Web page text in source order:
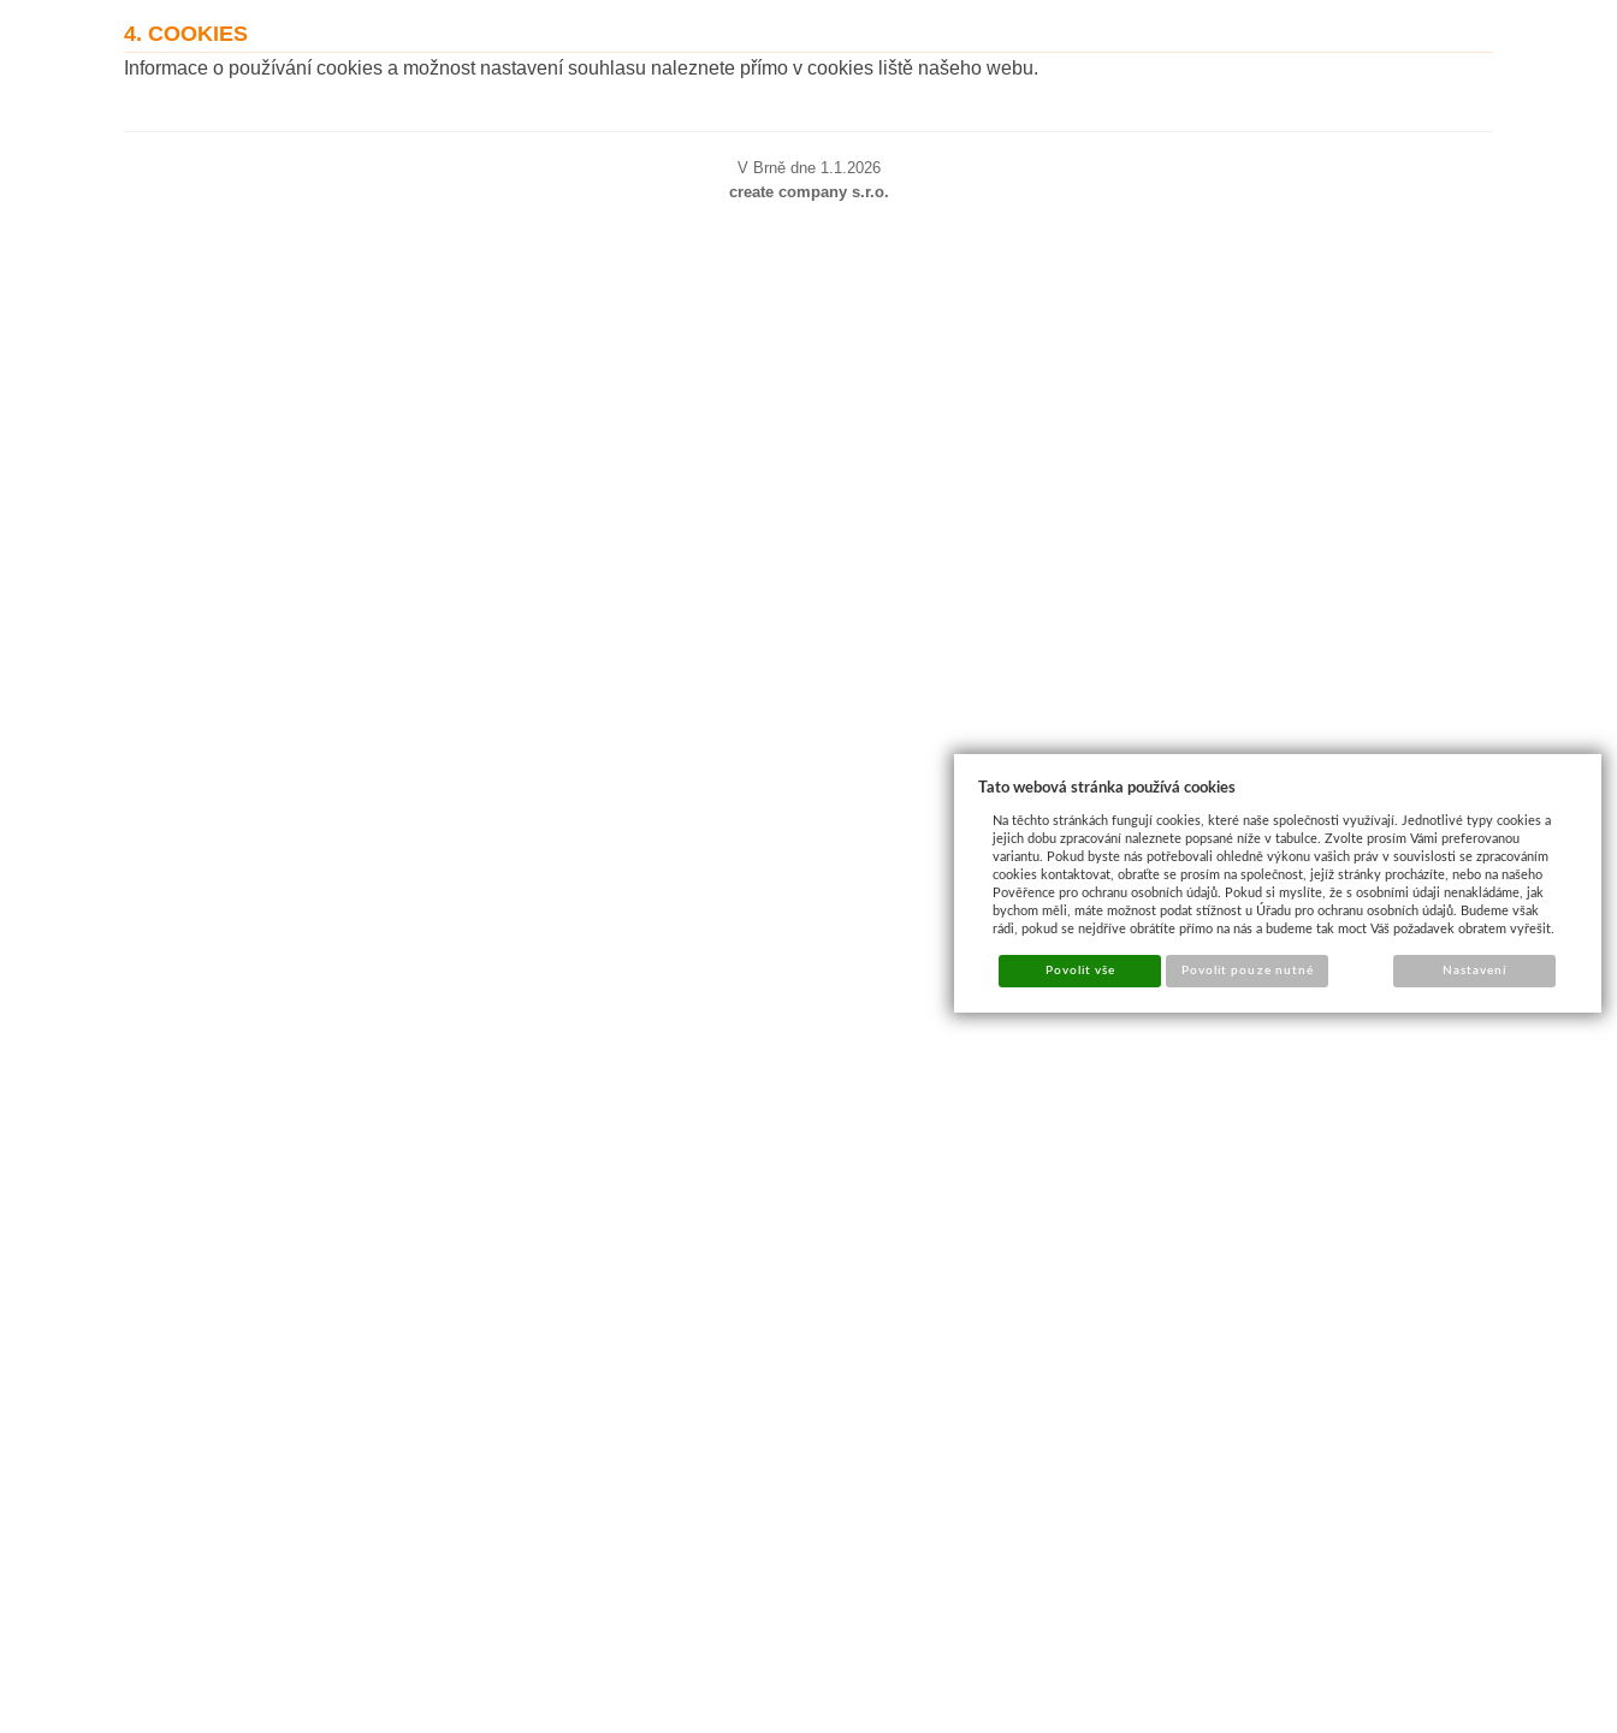
4. COOKIES
Informace o používání cookies a možnost nastavení souhlasu naleznete přímo v cookies liště našeho webu.
V Brně dne 1.1.2026
create company s.r.o.
Tato webová stránka používá cookies
Na těchto stránkách fungují cookies, které naše společnosti využívají. Jednotlivé typy cookies a
jejich dobu zpracování naleznete popsané níže v tabulce. Zvolte prosím Vámi preferovanou
variantu. Pokud byste nás potřebovali ohledně výkonu vašich práv v souvislosti se zpracováním
cookies kontaktovat, obraťte se prosím na společnost, jejíž stránky procházíte, nebo na našeho
Pověřence pro ochranu osobních údajů. Pokud si myslíte, že s osobními údaji nenakládáme, jak
bychom měli, máte možnost podat stížnost u Úřadu pro ochranu osobních údajů. Budeme však
rádi, pokud se nejdříve obrátíte přímo na nás a budeme tak moct Váš požadavek obratem vyřešit.
Povolit vše Povolit pouze nutné Nastavení